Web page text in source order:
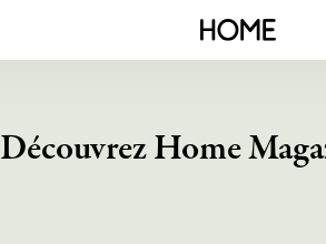
Découvrez Home